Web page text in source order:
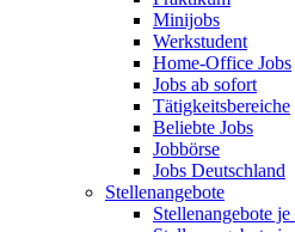
Minijobs
Werkstudent
Home-Office Jobs
Jobs ab sofort
Tätigkeitsbereiche
Beliebte Jobs
Jobbörse
Jobs Deutschland
Stellenangebote
Stellenangebote je